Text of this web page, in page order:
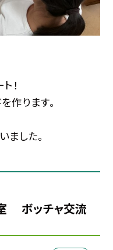
！
作ります。
した。
ボッチャ交流